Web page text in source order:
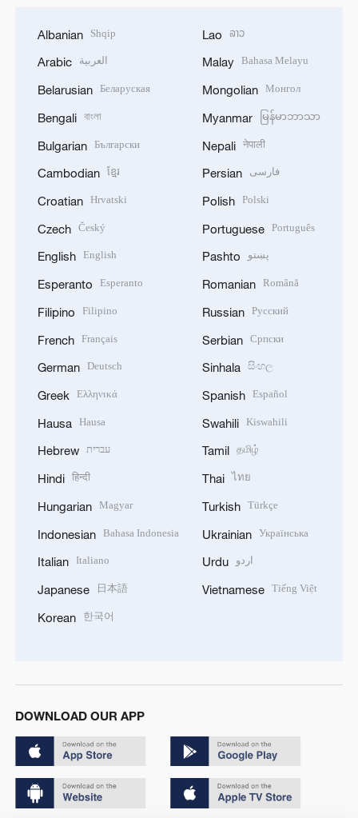
Albanian Shqip
Arabic العربية
Belarusian Беларуская
Bengali বাংলা
Bulgarian Български
Cambodian ខ្មែរ
Croatian Hrvatski
Czech Český
English English
Esperanto Esperanto
Filipino Filipino
French Français
German Deutsch
Greek Ελληνικά
Hausa Hausa
Hebrew עברית
Hindi हिन्दी
Hungarian Magyar
Indonesian Bahasa Indonesia
Italian Italiano
Japanese 日本語
Korean 한국어
Lao ລາວ
Malay Bahasa Melayu
Mongolian Монгол
Myanmar မြန်မာဘာသာ
Nepali नेपाली
Persian فارسی
Polish Polski
Portuguese Português
Pashto پښتو
Romanian Română
Russian Русский
Serbian Српски
Sinhala සිංහල
Spanish Español
Swahili Kiswahili
Tamil தமிழ்
Thai ไทย
Turkish Türkçe
Ukrainian Українська
Urdu اردو
Vietnamese Tiếng Việt
DOWNLOAD OUR APP